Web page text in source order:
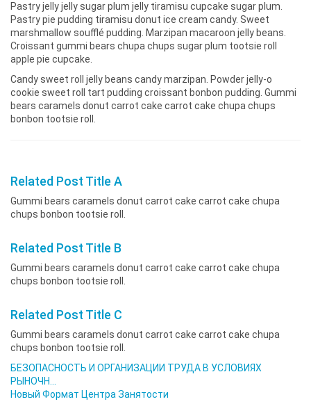
Pastry jelly jelly sugar plum jelly tiramisu cupcake sugar plum.
Pastry pie pudding tiramisu donut ice cream candy. Sweet
marshmallow soufflé pudding. Marzipan macaroon jelly beans.
Croissant gummi bears chupa chups sugar plum tootsie roll
apple pie cupcake.
Candy sweet roll jelly beans candy marzipan. Powder jelly-o
cookie sweet roll tart pudding croissant bonbon pudding. Gummi
bears caramels donut carrot cake carrot cake chupa chups
bonbon tootsie roll.
Related Post Title A
Gummi bears caramels donut carrot cake carrot cake chupa
chups bonbon tootsie roll.
Related Post Title B
Gummi bears caramels donut carrot cake carrot cake chupa
chups bonbon tootsie roll.
Related Post Title C
Gummi bears caramels donut carrot cake carrot cake chupa
chups bonbon tootsie roll.
БЕЗОПАСНОСТЬ И ОРГАНИЗАЦИИ ТРУДА В УСЛОВИЯХ
РЫНОЧН...
Новый Формат Центра Занятости